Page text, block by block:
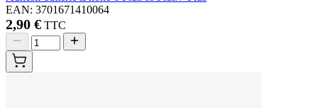
EAN: 3701671410064
2,90 € TTC